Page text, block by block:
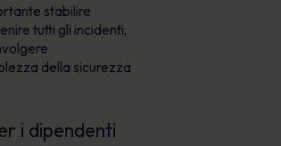
stabilire
tutti gli incidenti,
della sicurezza
i dipendenti